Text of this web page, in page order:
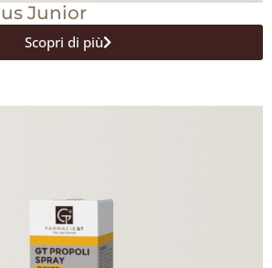
Junior
Scopri di più